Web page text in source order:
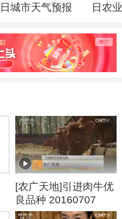
日城市天气预报
日农
[农广天地]引进肉牛优
良品种 20160707